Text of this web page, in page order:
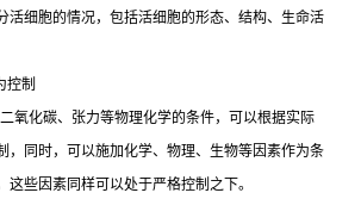
活细胞的情况，包括活细胞的形态、结构、生命活
控制
氧化碳、张力等物理化学的条件，可以根据实际
，同时，可以施加化学、物理、生物等因素作为条
这些因素同样可以处于严格控制之下。